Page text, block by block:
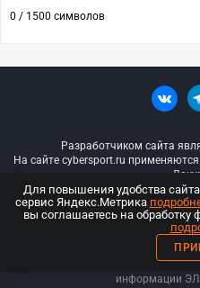
0 / 1500 символов
Разработчиком сайта
На сайте cybersport.ru
© ООО
ООО «Киберспорт.ру».
информации
Для повышения удобства
сервис Яндекс.Метрика
вы соглашаетесь на